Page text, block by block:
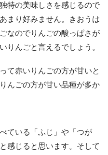
特の美味しさを感じるので
まり好みません。きおうは
なのでりんごの酸っぱさが
りんごと言えるでしょう。
て赤いりんごの方が甘いと
んごの方が甘い品種が多か
ている「ふじ」や「つが
感じると思います。そして